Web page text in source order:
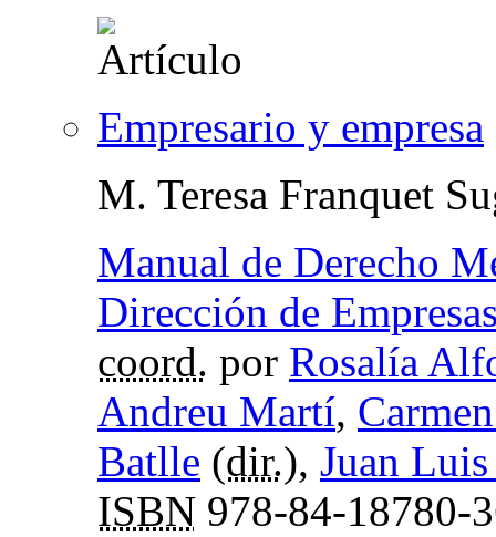
Empresario y empresa
M. Teresa Franquet
Manual de Derecho
Dirección de
coord. por Rosalía
Andreu Martí,
Batlle (dir.), Juan
ISBN 978-84-18780-